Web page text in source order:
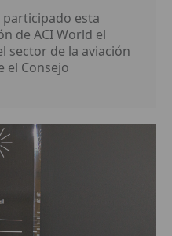
esta
de ACI World el
sector de la aviación
el Consejo